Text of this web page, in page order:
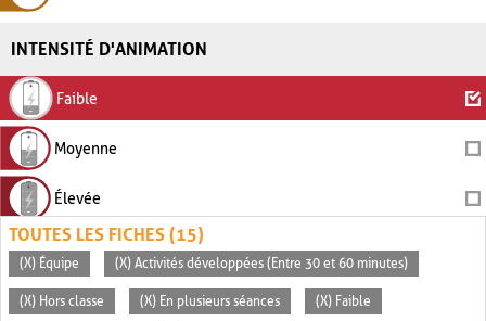
INTENSITÉ D'ANIMATION
Faible
Moyenne
Élevée
TOUTES LES FICHES (15)
(X) Équipe (X) Activités développées (Entre 30 et 60 minutes)
(X) Hors classe (X) En plusieurs séances (X) Faible